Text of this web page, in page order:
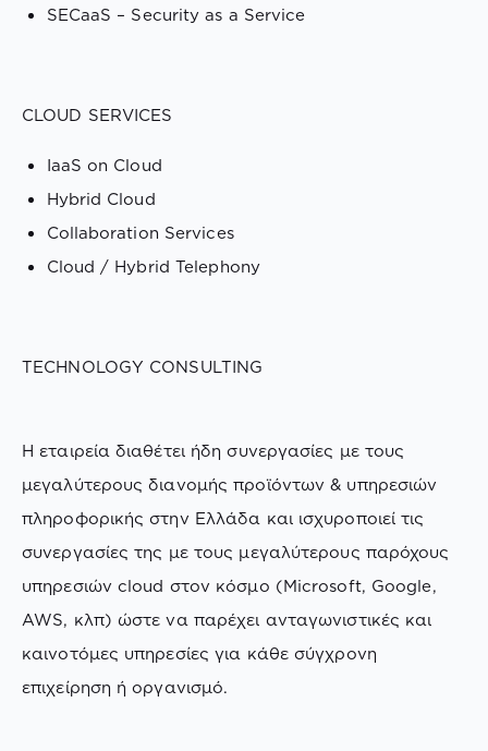
SECaaS – Security as a Service
CLOUD SERVICES
IaaS on Cloud
Hybrid Cloud
Collaboration Services
Cloud / Hybrid Telephony
TECHNOLOGY CONSULTING
Η εταιρεία διαθέτει ήδη συνεργασίες με τους
μεγαλύτερους διανομής προϊόντων & υπηρεσιών
πληροφορικής στην Ελλάδα και ισχυροποιεί τις
συνεργασίες της με τους μεγαλύτερους παρόχους
υπηρεσιών cloud στον κόσμο (Microsoft, Google,
AWS, κλπ) ώστε να παρέχει ανταγωνιστικές και
καινοτόμες υπηρεσίες για κάθε σύγχρονη
επιχείρηση ή οργανισμό.